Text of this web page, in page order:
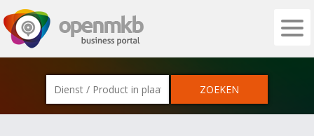
OPENMKB - DE ZAKELIJKE PORTAL